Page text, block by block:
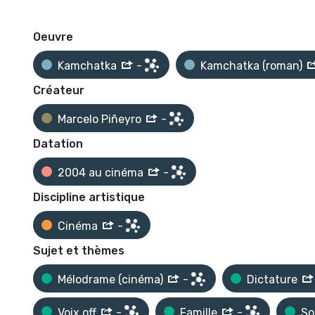
Oeuvre
Kamchatka -
Kamchatka (roman)
Créateur
Marcelo Piñeyro
-
Datation
2004 au cinéma
-
Discipline artistique
Cinéma
-
Sujet et thèmes
Mélodrame (cinéma) - Dictature